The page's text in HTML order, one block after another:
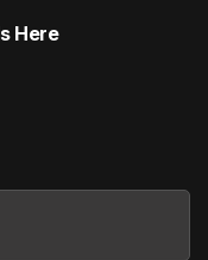
Here